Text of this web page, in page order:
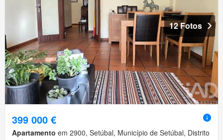
12 Fotos
399 000 €
Apartamento em 2900, Setúbal, Município de Setúbal, Distrito